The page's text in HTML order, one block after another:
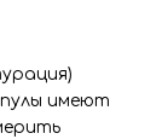
имеют